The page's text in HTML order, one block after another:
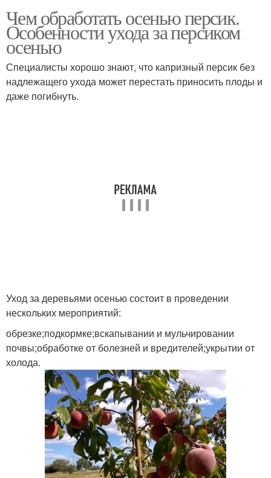
Чем обработать осенью персик.
Особенности ухода за персиком
осенью
Специалисты хорошо знают, что капризный персик без
надлежащего ухода может перестать приносить плоды и
даже погибнуть.
Уход за деревьями осенью состоит в проведении
нескольких мероприятий:
обрезке;подкормке;вскапывании и мульчировании
почвы;обработке от болезней и вредителей;укрытии от
холода.